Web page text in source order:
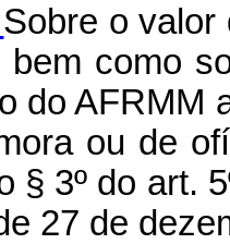
Sobre o valor
bem como
do AFRMM
ou de
§ 3º do art.
27 de